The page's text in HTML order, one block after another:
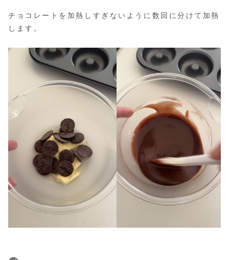
チョコレートを加熱しすぎないように数回に分けて加熱
します。